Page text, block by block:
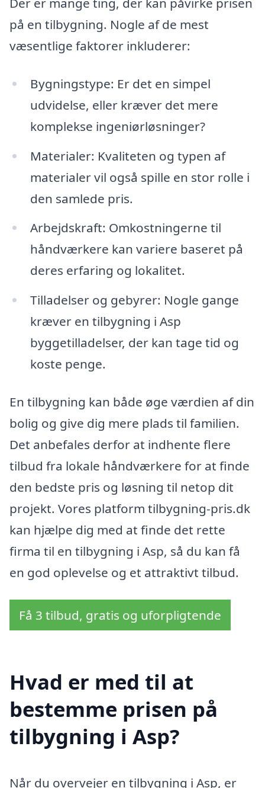
på en tilbygning. Nogle af de mest
væsentlige faktorer inkluderer:
Bygningstype: Er det en simpel
udvidelse, eller kræver det mere
komplekse ingeniørløsninger?
Materialer: Kvaliteten og typen af
materialer vil også spille en stor rolle i
den samlede pris.
Arbejdskraft: Omkostningerne til
håndværkere kan variere baseret på
deres erfaring og lokalitet.
Tilladelser og gebyrer: Nogle gange
kræver en tilbygning i Asp
byggetilladelser, der kan tage tid og
koste penge.
En tilbygning kan både øge værdien af din
bolig og give dig mere plads til familien.
Det anbefales derfor at indhente flere
tilbud fra lokale håndværkere for at finde
den bedste pris og løsning til netop dit
projekt. Vores platform tilbygning-pris.dk
kan hjælpe dig med at finde det rette
firma til en tilbygning i Asp, så du kan få
en god oplevelse og et attraktivt tilbud.
Få 3 tilbud, gratis og uforpligtende
Hvad er med til at
bestemme prisen på
tilbygning i Asp?
Når du overvejer en tilbygning i Asp, er